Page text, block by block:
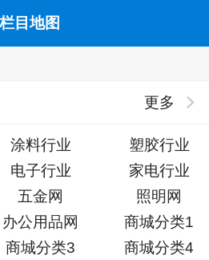
栏目地图
更多
涂料行业
塑胶行业
电子行业
家电行业
五金网
照明网
办公用品网
商城分类1
商城分类3 商城分类4